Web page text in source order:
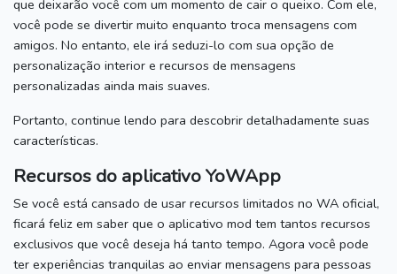
que deixarão você com um momento de cair o queixo. Com ele,
você pode se divertir muito enquanto troca mensagens com
amigos. No entanto, ele irá seduzi-lo com sua opção de
personalização interior e recursos de mensagens
personalizadas ainda mais suaves.
Portanto, continue lendo para descobrir detalhadamente suas
características.
Recursos do aplicativo YoWApp
Se você está cansado de usar recursos limitados no WA oficial,
ficará feliz em saber que o aplicativo mod tem tantos recursos
exclusivos que você deseja há tanto tempo. Agora você pode
ter experiências tranquilas ao enviar mensagens para pessoas